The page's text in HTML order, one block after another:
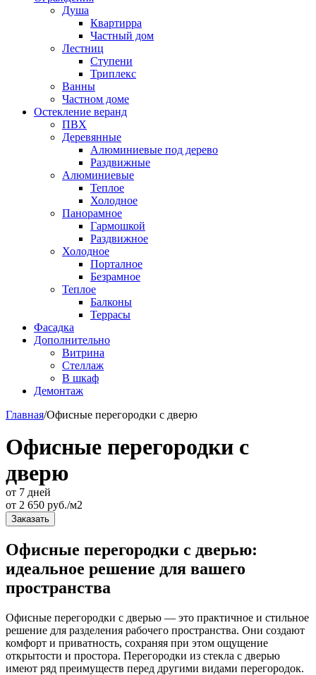
Душа
Квартирра
Частный дом
Лестниц
Ступени
Триплекс
Ванны
Частном доме
Остекление веранд
ПВХ
Деревянные
Алюминиевые под дерево
Раздвижные
Алюминиевые
Теплое
Холодное
Панорамное
Гармошкой
Раздвижное
Холодное
Порталное
Безрамное
Теплое
Балконы
Террасы
Фасадка
Дополнительно
Витрина
Стеллаж
В шкаф
Демонтаж
Главная/Офисные перегородки с дверю
Офисные перегородки с
дверю
от 7 дней
от 2 650 руб./м2
Заказать
Офисные перегородки с дверью:
идеальное решение для вашего
пространства
Офисные перегородки с дверью — это практичное и стильное
решение для разделения рабочего пространства. Они создают
комфорт и приватность, сохраняя при этом ощущение
открытости и простора. Перегородки из стекла с дверью
имеют ряд преимуществ перед другими видами перегородок.